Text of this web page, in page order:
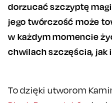
dorzucać szczyptę
jego twórczość może
w każdym momencie
chwilach szczęścia, jak
To dzięki utworom